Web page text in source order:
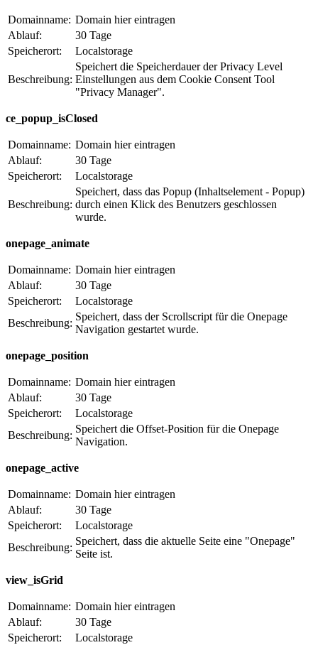
Domainname: Domain hier eintragen
Ablauf:
30 Tage
Speicherort:
Localstorage
Beschreibung:
Speichert die Speicherdauer der Privacy Level
Einstellungen aus dem Cookie Consent Tool
"Privacy Manager".
ce_popup_isClosed
Domainname: Domain hier eintragen
Ablauf:
30 Tage
Speicherort:
Localstorage
Beschreibung:
Speichert, dass das Popup (Inhaltselement - Popup)
durch einen Klick des Benutzers geschlossen
wurde.
onepage_animate
Domainname: Domain hier eintragen
Ablauf:
30 Tage
Speicherort:
Localstorage
Beschreibung:
Speichert, dass der Scrollscript für die Onepage
Navigation gestartet wurde.
onepage_position
Domainname: Domain hier eintragen
Ablauf:
30 Tage
Speicherort:
Localstorage
Beschreibung:
Speichert die Offset-Position für die Onepage
Navigation.
onepage_active
Domainname: Domain hier eintragen
Ablauf:
30 Tage
Speicherort:
Localstorage
Beschreibung:
Speichert, dass die aktuelle Seite eine "Onepage"
Seite ist.
view_isGrid
Domainname: Domain hier eintragen
Ablauf:
30 Tage
Speicherort:
Localstorage